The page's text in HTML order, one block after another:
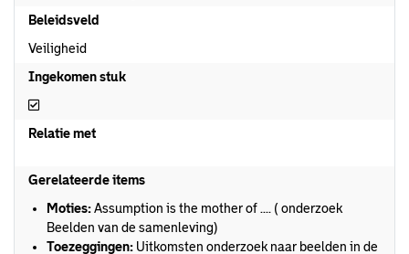
Beleidsveld
Veiligheid
Ingekomen stuk
Ingekomen stuk
Relatie met
Gerelateerde items
Moties:Assumption is the mother of .... ( onderzoek
Beelden van de samenleving)
Toezeggingen: Uitkomsten onderzoek naar beelden in de